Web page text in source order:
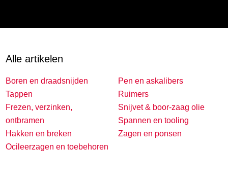
Alle artikelen
Boren en draadsnijden
Tappen
Frezen, verzinken,
ontbramen
Hakken en breken
Ocileerzagen en toebehoren
Pen en askalibers
Ruimers
Snijvet & boor-zaag olie
Spannen en tooling
Zagen en ponsen